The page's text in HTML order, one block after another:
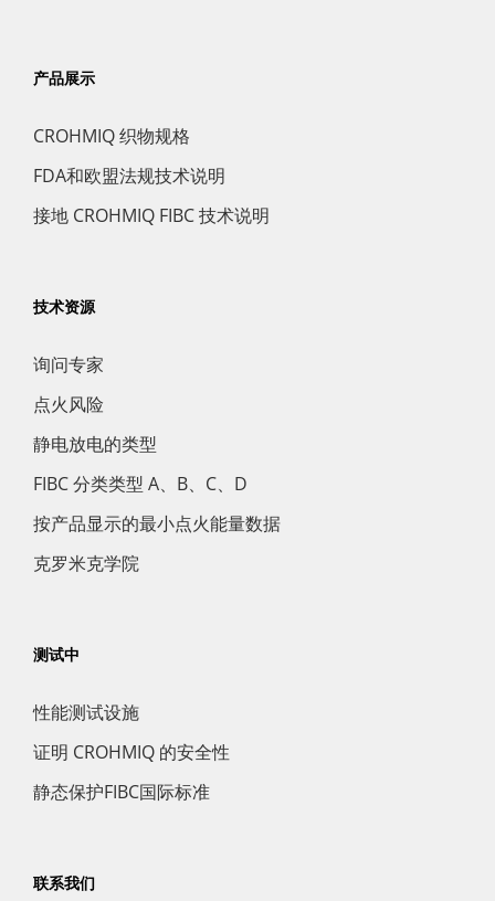
产品展示
CROHMIQ 织物规格
FDA和欧盟法规技术说明
接地 CROHMIQ FIBC 技术说明
技术资源
询问专家
点火风险
静电放电的类型
FIBC 分类类型 A、B、C、D
按产品显示的最小点火能量数据
克罗米克学院
测试中
性能测试设施
证明 CROHMIQ 的安全性
静态保护FIBC国际标准
联系我们